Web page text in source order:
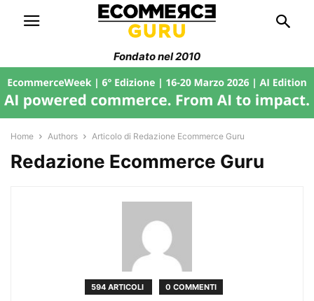
Fondato nel 2010
Home Authors Articolo di Redazione Ecommerce Guru
Redazione Ecommerce Guru
594 ARTICOLI 0 COMMENTI